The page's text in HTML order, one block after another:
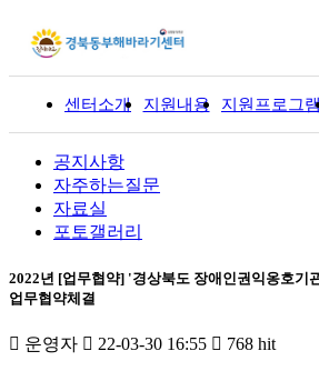
센터소개 지원내용 지원프로그
공지사항
자주하는질문
자료실
포토갤러리
2022년 [업무협약] '경상북도 장애인권익옹호기
업무협약체결
운영자 22-03-30 16:55 768 hit